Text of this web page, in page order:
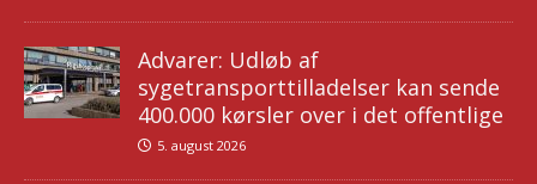
Advarer: Udløb af
sygetransporttilladelser kan sende
400.000 kørsler over i det offentlige
5. august 2026